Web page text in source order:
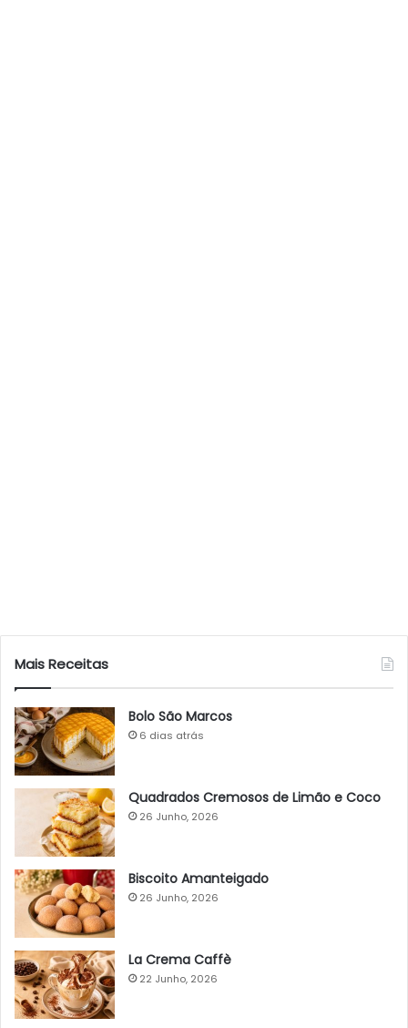
Mais Receitas
Bolo São Marcos
6 dias atrás
Quadrados Cremosos de Limão e Coco
26 Junho, 2026
Biscoito Amanteigado
26 Junho, 2026
La Crema Caffè
22 Junho, 2026